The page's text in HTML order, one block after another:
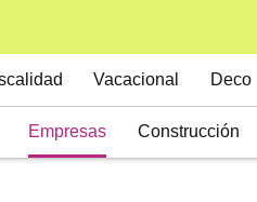
Empresas Construcción
Vacacional Deco